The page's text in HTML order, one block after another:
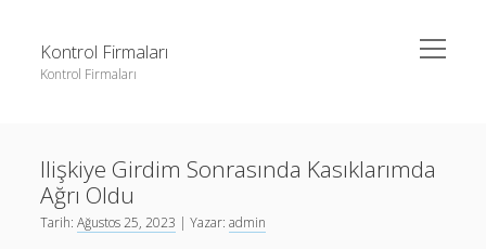
Kontrol Firmaları
Kontrol Firmaları
menüyü
aç
Liste
Sayfa Listesi
3 milyon takipçi ne kadar para alıyor
Ilişkiye Girdim Sonrasında Kasıklarımda
Ağrı Oldu
Tarih:Ağustos 25, 2023 | Yazar:admin